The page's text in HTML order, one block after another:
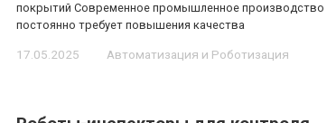
покрытий Современное промышленное производство
постоянно требует повышения качества
17.05.2025 Автоматизация и Роботизация